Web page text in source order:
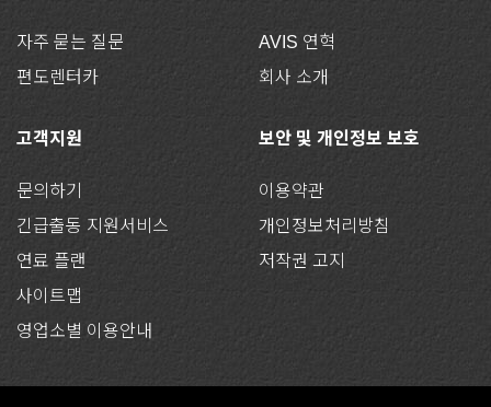
자주 묻는 질문
편도렌터카
AVIS 연혁
회사 소개
고객지원
문의하기
긴급출동 지원서비스
연료 플랜
사이트맵
영업소별 이용안내
보안 및 개인정보 보호
이용약관
개인정보처리방침
저작권 고지